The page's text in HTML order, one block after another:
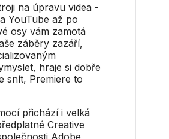
na úpravu videa -
YouTube až po
osy vám zamotá
záběry zazáří,
hraje si dobře
snít, Premiere to
přichází i velká
Creative
Adobe